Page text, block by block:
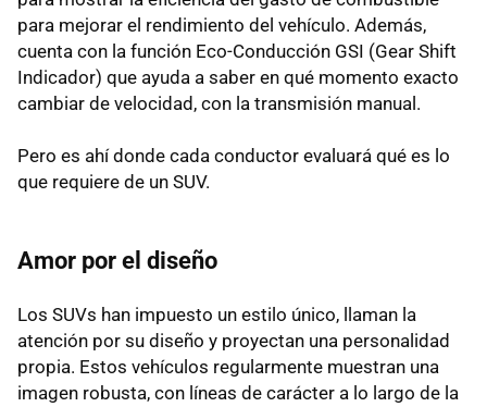
para mejorar el rendimiento del vehículo. Además,
cuenta con la función Eco-Conducción GSI (Gear Shift
Indicador) que ayuda a saber en qué momento exacto
cambiar de velocidad, con la transmisión manual.
Pero es ahí donde cada conductor evaluará qué es lo
que requiere de un SUV.
Amor por el diseño
Los SUVs han impuesto un estilo único, llaman la
atención por su diseño y proyectan una personalidad
propia. Estos vehículos regularmente muestran una
imagen robusta, con líneas de carácter a lo largo de la